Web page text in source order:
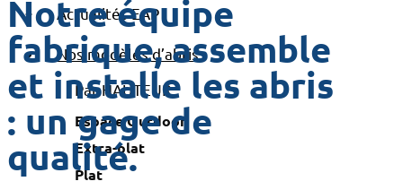
Actualités EAP
Nos modèles d’abris
Par HAUTEUR
Espace Outdoor
Extra-plat
Plat
Notre équipe
fabrique, assemble
et installe les abris
: un gage de
qualité.